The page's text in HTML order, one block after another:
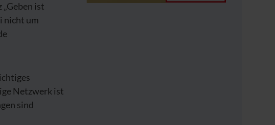
ist
nicht um
Netzwerk ist
sind